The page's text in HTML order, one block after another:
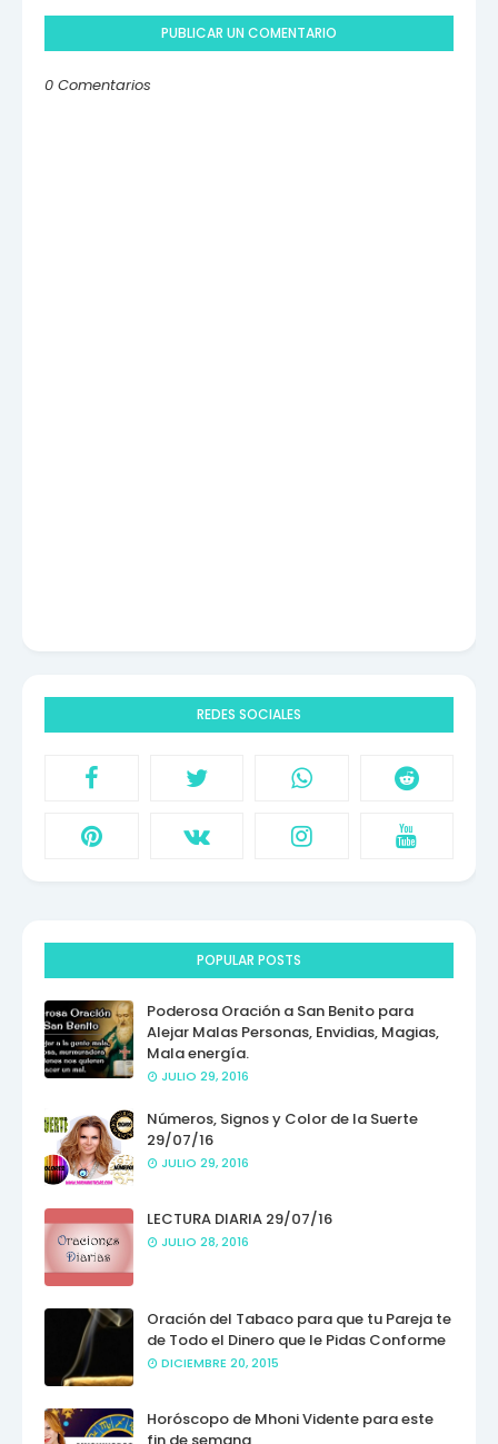
PUBLICAR UN COMENTARIO
0 Comentarios
REDES SOCIALES
POPULAR POSTS
Poderosa Oración a San Benito para
Alejar Malas Personas, Envidias, Magias,
Mala energía.
JULIO 29, 2016
Números, Signos y Color de la Suerte
29/07/16
JULIO 29, 2016
LECTURA DIARIA 29/07/16
JULIO 28, 2016
Oración del Tabaco para que tu Pareja te
de Todo el Dinero que le Pidas Conforme
DICIEMBRE 20, 2015
Horóscopo de Mhoni Vidente para este